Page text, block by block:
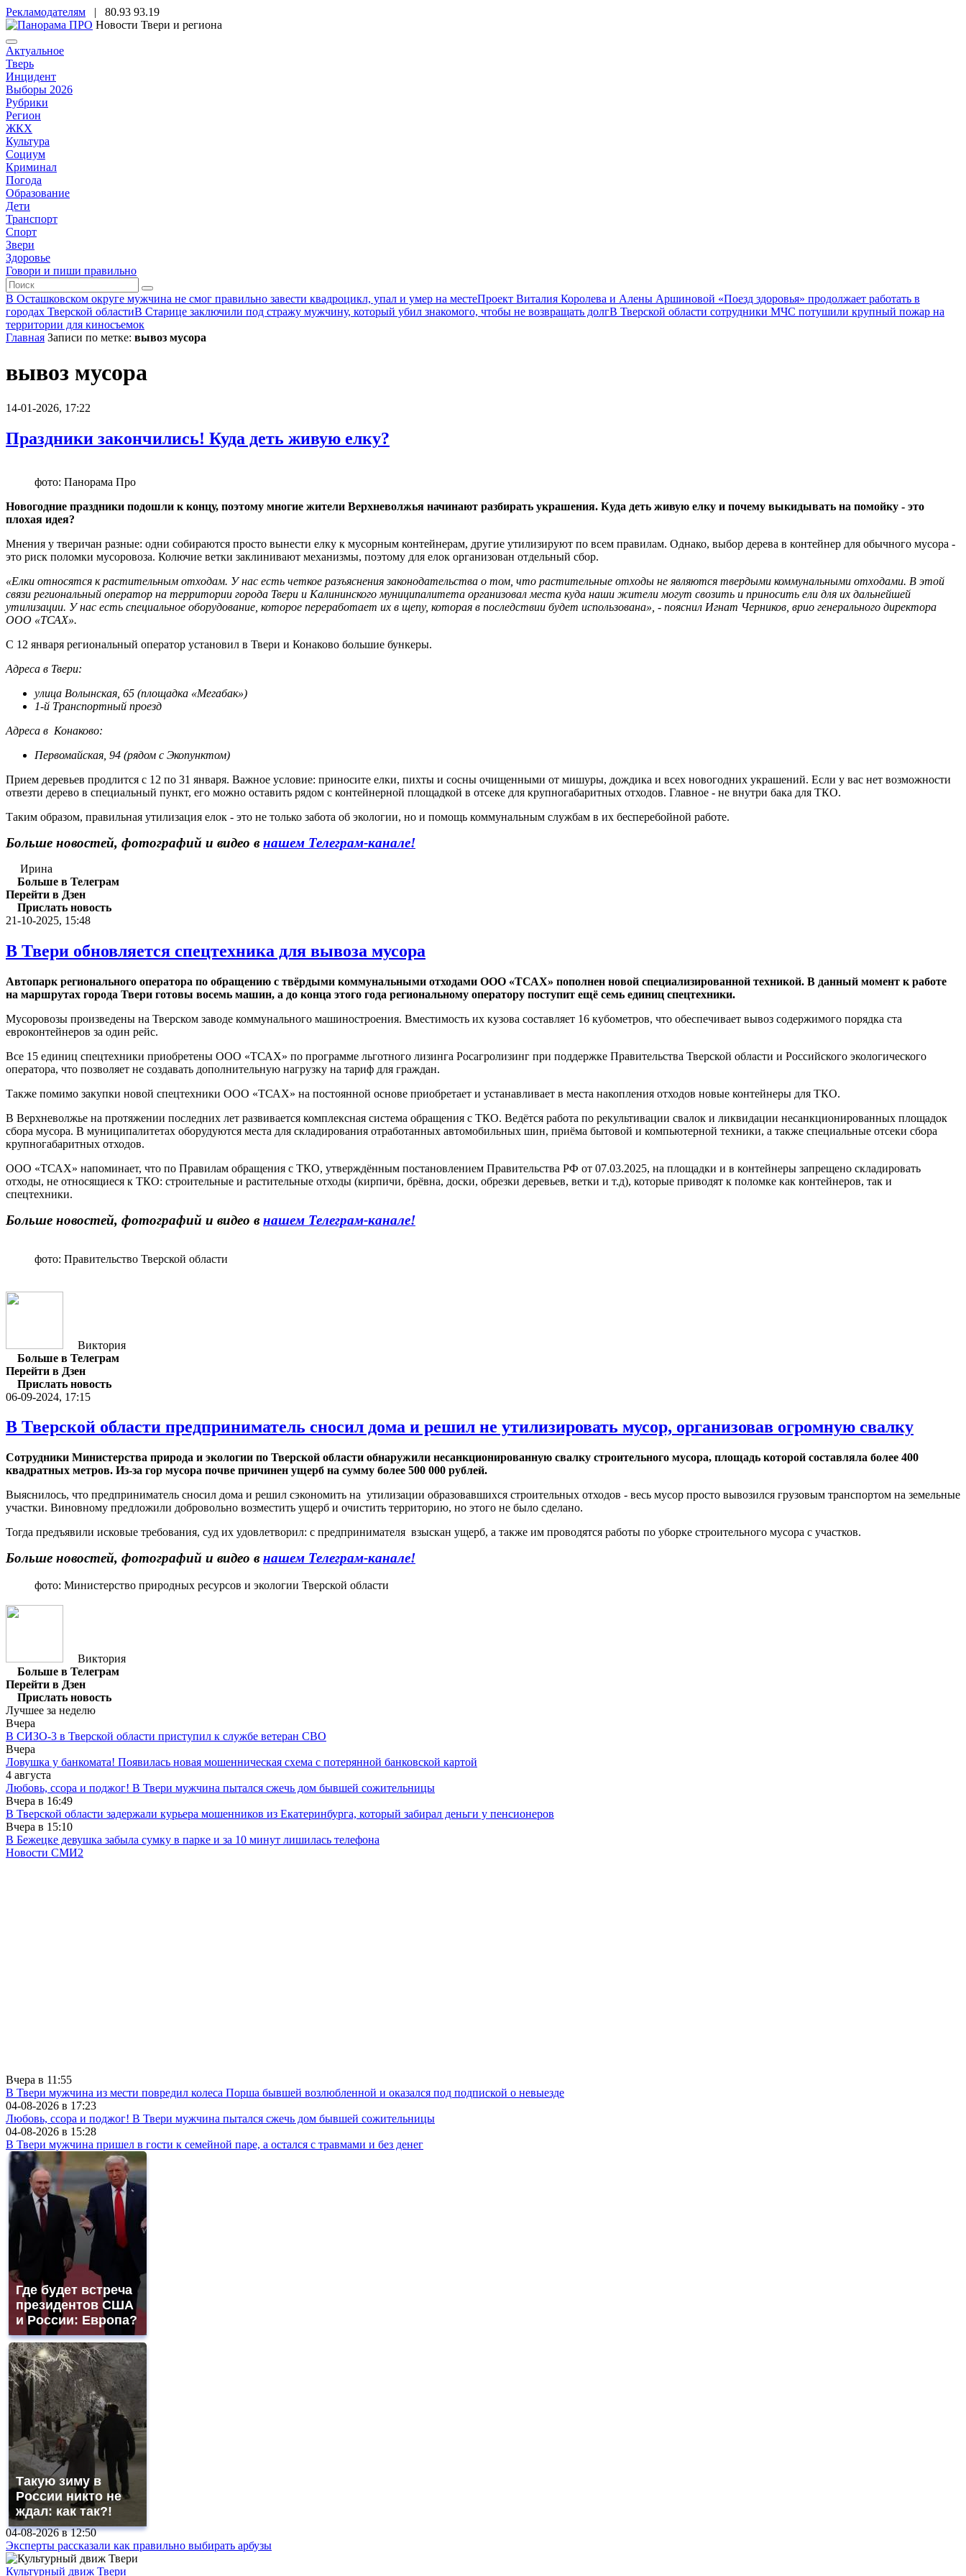
Рекламодателям | 80.93 93.19
Новости Твери и региона
Актуальное
Тверь
Инцидент
Выборы 2026
Рубрики
Регион
ЖКХ
Культура
Социум
Криминал
Погода
Образование
Дети
Транспорт
Спорт
Звери
Здоровье
Говори и пиши правильно
В Осташковском округе мужчина не смог правильно завести квадроцикл, упал и умер на местеПроект Виталия Королева и Алены Аршиновой «Поезд здоровья» продолжает работать в
городах Тверской областиВ Старице заключили под стражу мужчину, который убил знакомого, чтобы не возвращать долгВ Тверской области сотрудники МЧС потушили крупный пожар на
территории для киносъемок
Главная Записи по метке: вывоз мусора
вывоз мусора
14-01-2026, 17:22
Праздники закончились! Куда деть живую елку?
фото: Панорама Про
Новогодние праздники подошли к концу, поэтому многие жители Верхневолжья начинают разбирать украшения. Куда деть живую елку и почему выкидывать на помойку - это
плохая идея?
Мнения у тверичан разные: одни собираются просто вынести елку к мусорным контейнерам, другие утилизируют по всем правилам. Однако, выбор дерева в контейнер для обычного мусора -
это риск поломки мусоровоза. Колючие ветки заклинивают механизмы, поэтому для елок организован отдельный сбор.
«Елки относятся к растительным отходам. У нас есть четкое разъяснения законодательства о том, что растительные отходы не являются твердыми коммунальными отходами. В этой
связи региональный оператор на территории города Твери и Калининского муниципалитета организовал места куда наши жители могут свозить и приносить ели для их дальнейшей
утилизации. У нас есть специальное оборудование, которое переработает их в щепу, которая в последствии будет использована», - пояснил Игнат Черников, врио генерального директора
ООО «ТСАХ».
С 12 января региональный оператор установил в Твери и Конаково большие бункеры.
Адреса в Твери:
улица Волынская, 65 (площадка «Мегабак»)
1-й Транспортный проезд
Адреса в Конаково:
Первомайская, 94 (рядом с Экопунктом)
Прием деревьев продлится с 12 по 31 января. Важное условие: приносите елки, пихты и сосны очищенными от мишуры, дождика и всех новогодних украшений. Если у вас нет возможности
отвезти дерево в специальный пункт, его можно оставить рядом с контейнерной площадкой в отсеке для крупногабаритных отходов. Главное - не внутри бака для ТКО.
Таким образом, правильная утилизация елок - это не только забота об экологии, но и помощь коммунальным службам в их бесперебойной работе.
Больше новостей, фотографий и видео в нашем Телеграм-канале!
Ирина
Больше в Телеграм
Перейти в Дзен
Прислать новость
21-10-2025, 15:48
В Твери обновляется спецтехника для вывоза мусора
Автопарк регионального оператора по обращению с твёрдыми коммунальными отходами ООО «ТСАХ» пополнен новой специализированной техникой. В данный момент к работе
на маршрутах города Твери готовы восемь машин, а до конца этого года региональному оператору поступит ещё семь единиц спецтехники.
Мусоровозы произведены на Тверском заводе коммунального машиностроения. Вместимость их кузова составляет 16 кубометров, что обеспечивает вывоз содержимого порядка ста
евроконтейнеров за один рейс.
Все 15 единиц спецтехники приобретены ООО «ТСАХ» по программе льготного лизинга Росагролизинг при поддержке Правительства Тверской области и Российского экологического
оператора, что позволяет не создавать дополнительную нагрузку на тариф для граждан.
Также помимо закупки новой спецтехники ООО «ТСАХ» на постоянной основе приобретает и устанавливает в места накопления отходов новые контейнеры для ТКО.
В Верхневолжье на протяжении последних лет развивается комплексная система обращения с ТКО. Ведётся работа по рекультивации свалок и ликвидации несанкционированных площадок
сбора мусора. В муниципалитетах оборудуются места для складирования отработанных автомобильных шин, приёма бытовой и компьютерной техники, а также специальные отсеки сбора
крупногабаритных отходов.
ООО «ТСАХ» напоминает, что по Правилам обращения с ТКО, утверждённым постановлением Правительства РФ от 07.03.2025, на площадки и в контейнеры запрещено складировать
отходы, не относящиеся к ТКО: строительные и растительные отходы (кирпичи, брёвна, доски, обрезки деревьев, ветки и т.д), которые приводят к поломке как контейнеров, так и
спецтехники.
Больше новостей, фотографий и видео в нашем Телеграм-канале!
фото: Правительство Тверской области
Виктория
Больше в Телеграм
Перейти в Дзен
Прислать новость
06-09-2024, 17:15
В Тверской области предприниматель сносил дома и решил не утилизировать мусор, организовав огромную свалку
Сотрудники Министерства природа и экологии по Тверской области обнаружили несанкционированную свалку строительного мусора, площадь которой составляла более 400
квадратных метров. Из-за гор мусора почве причинен ущерб на сумму более 500 000 рублей.
Выяснилось, что предприниматель сносил дома и решил сэкономить на утилизации образовавшихся строительных отходов - весь мусор просто вывозился грузовым транспортом на земельные
участки. Виновному предложили добровольно возместить ущерб и очистить территорию, но этого не было сделано.
Тогда предъявили исковые требования, суд их удовлетворил: с предпринимателя взыскан ущерб, а также им проводятся работы по уборке строительного мусора с участков.
Больше новостей, фотографий и видео в нашем Телеграм-канале!
фото: Министерство природных ресурсов и экологии Тверской области
Виктория
Больше в Телеграм
Перейти в Дзен
Прислать новость
Лучшее за неделю
Вчера
В СИЗО-3 в Тверской области приступил к службе ветеран СВО
Вчера
Ловушка у банкомата! Появилась новая мошенническая схема с потерянной банковской картой
4 августа
Любовь, ссора и поджог! В Твери мужчина пытался сжечь дом бывшей сожительницы
Вчера в 16:49
В Тверской области задержали курьера мошенников из Екатеринбурга, который забирал деньги у пенсионеров
Вчера в 15:10
В Бежецке девушка забыла сумку в парке и за 10 минут лишилась телефона
Новости СМИ2
Вчера в 11:55
В Твери мужчина из мести повредил колеса Порша бывшей возлюбленной и оказался под подпиской о невыезде
04-08-2026 в 17:23
Любовь, ссора и поджог! В Твери мужчина пытался сжечь дом бывшей сожительницы
04-08-2026 в 15:28
В Твери мужчина пришел в гости к семейной паре, а остался с травмами и без денег
Где будет встреча
президентов США
и России: Европа?
Такую зиму в
России никто не
ждал: как так?!
04-08-2026 в12:50
Эксперты рассказали как правильно выбирать арбузы
Культурный движ Твери